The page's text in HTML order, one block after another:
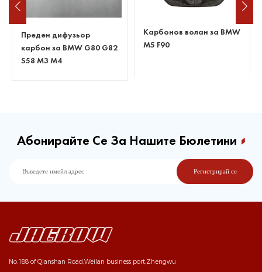
Карбонов волан за BMW
M5 F90
Гореща разпродажба за
BMW F30 M2 ABS
Абонирайте Се За Нашите Бюлетини
No.188 of Qianshan Road,Weilan business port,Zhengwu